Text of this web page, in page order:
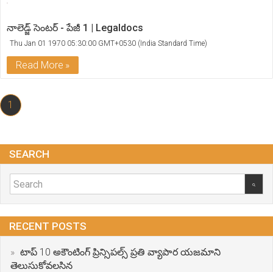
నాలెడ్జ్ సెంటర్ - పేజీ 1 | Legaldocs
Thu Jan 01 1970 05:30:00 GMT+0530 (India Standard Time)
Read More
1
SEARCH
RECENT POSTS
టాప్ 10 అకౌంటింగ్ ప్రిన్సిపల్స్ ప్రతి వ్యాపార యజమాని
తెలుసుకోవలసిన